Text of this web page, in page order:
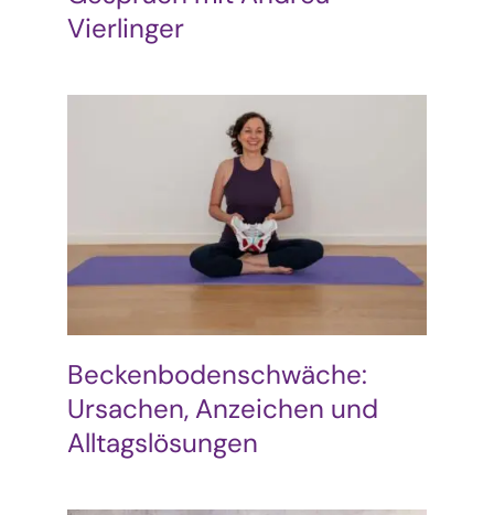
Vierlinger
Beckenbodenschwäche:
Ursachen, Anzeichen und
Alltagslösungen